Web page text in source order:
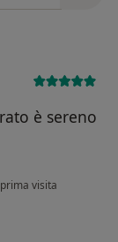
è sereno
prima visita